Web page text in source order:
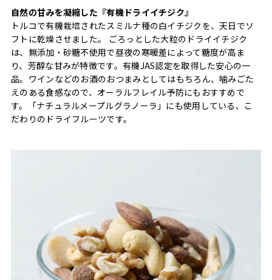
自然の甘みを凝縮した『有機ドライイチジク』
トルコで有機栽培されたスミルナ種の白イチジクを、天日でソ
フトに乾燥させました。 ごろっとした大粒のドライイチジク
は、無添加・砂糖不使用で昼夜の寒暖差によって糖度が高ま
り、芳醇な甘みが特徴です。有機JAS認定を取得した安心の一
品。ワインなどのお酒のおつまみとしてはもちろん、噛みごた
えのある食感なので、オーラルフレイル予防にもおすすめで
す。「ナチュラルメープルグラノーラ」にも使用している、こ
だわりのドライフルーツです。